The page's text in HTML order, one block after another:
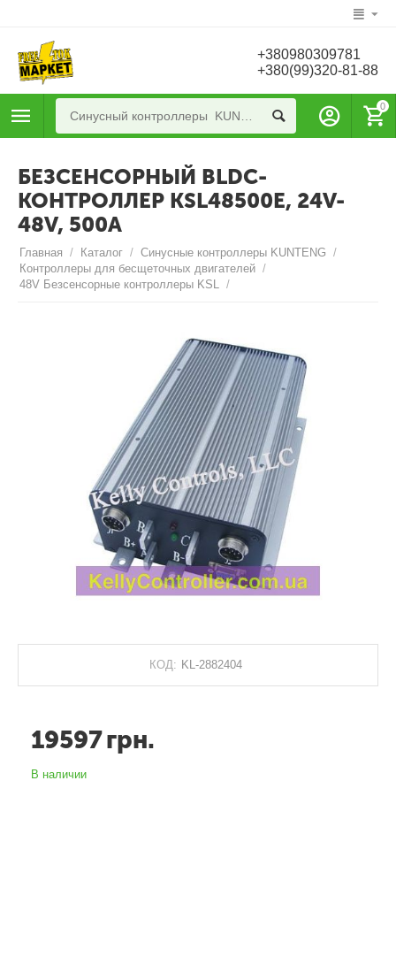
+380980309781
+380(99)320-81-88
0
БЕЗСЕНСОРНЫЙ BLDC-
КОНТРОЛЛЕР KSL48500E, 24V-
48V, 500A
Главная / Каталог / Синусные контроллеры KUNTENG
/
Контроллеры для бесщеточных двигателей /
48V Безсенсорные контроллеры KSL /
КОД: KL-2882404
19597грн.
В наличии